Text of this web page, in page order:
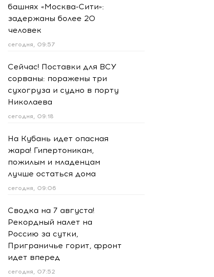
башнях «Москва-Сити»:
задержаны более 20
человек
сегодня, 09:57
Сейчас! Поставки для ВСУ
сорваны: поражены три
сухогруза и судно в порту
Николаева
сегодня, 09:18
На Кубань идет опасная
жара! Гипертоникам,
пожилым и младенцам
лучше остаться дома
сегодня, 09:06
Сводка на 7 августа!
Рекордный налет на
Россию за сутки,
Приграничье горит, фронт
идет вперед
сегодня, 07:52